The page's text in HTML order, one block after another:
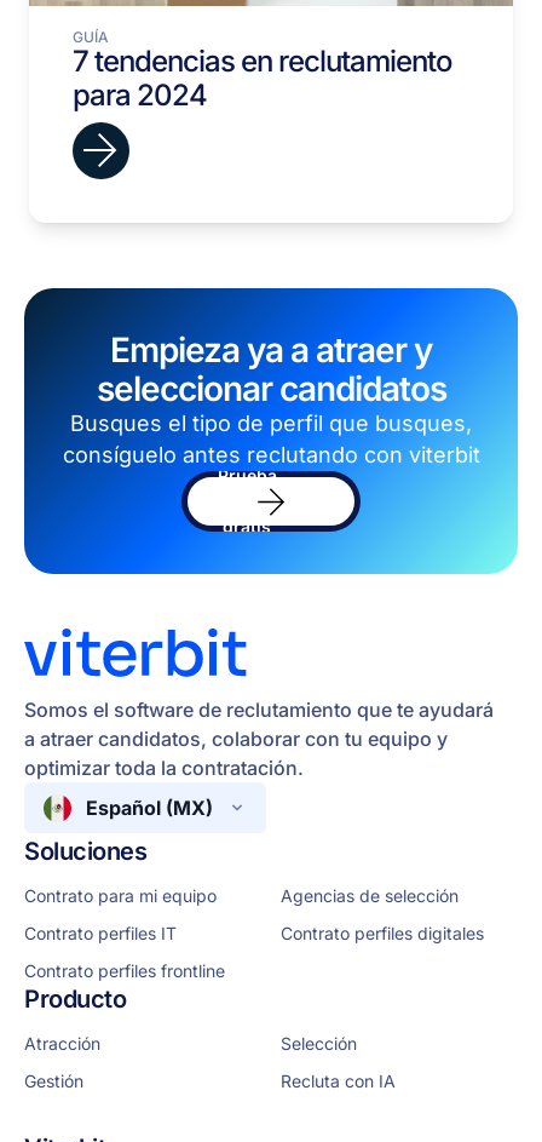
GUÍA
7 tendencias en reclutamiento
para 2024
Empieza ya a atraer y
seleccionar candidatos
Busques el tipo de perfil que busques,
consíguelo antes reclutando con viterbit
Prueba
software
gratis
Somos el software de reclutamiento que te ayudará
a atraer candidatos, colaborar con tu equipo y
optimizar toda la contratación.
Español (MX)
Soluciones
Contrato para mi equipo
Agencias de selección
Contrato perfiles IT
Contrato perfiles digitales
Contrato perfiles frontline
Producto
Atracción
Selección
Gestión
Recluta con IA